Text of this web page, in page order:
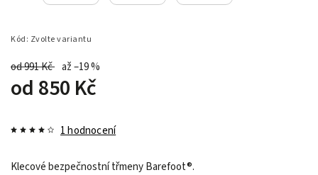
Kód: Zvolte variantu
od 991 Kč až –19 %
od 850 Kč
1 hodnocení
Klecové bezpečnostní třmeny Barefoot®.